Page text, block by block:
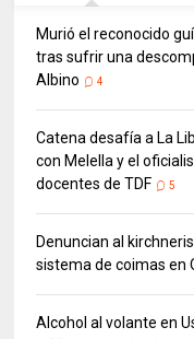
Murió el reconocido
tras sufrir una
Albino
4
Catena desafía a La
con Melella y el
docentes de TDF
5
Denuncian al
sistema de coimas en
Alcohol al volante en